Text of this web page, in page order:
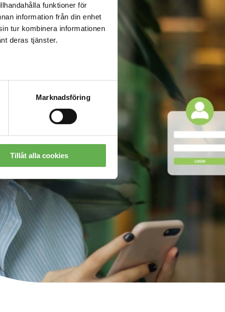
funktioner för
information från din enhet
tur kombinera informationen
deras tjänster.
Marknadsföring
Tillåt alla cookies